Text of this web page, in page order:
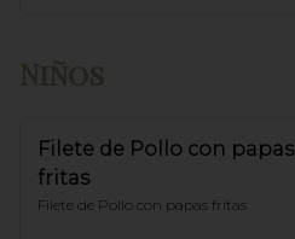
Filete de Pollo con papas
fritas
Filete de Pollo con papas fritas